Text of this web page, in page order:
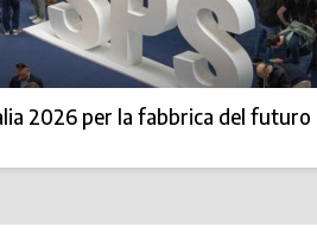
2026 per la fabbrica del futuro